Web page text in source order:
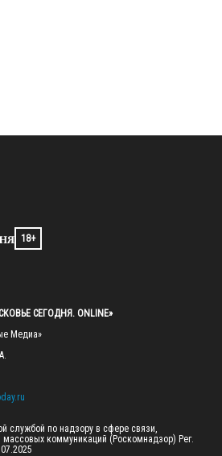
18+
СЕГОДНЯ. ONLINE»
Медиа»
службой по надзору в сфере связи,
коммуникаций (Роскомнадзор) Рег.